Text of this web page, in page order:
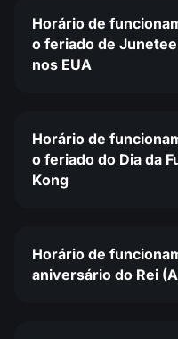
Horário de
o feriado de
nos EUA
Horário de
o feriado do Dia da
Kong
Horário de
aniversário do Rei